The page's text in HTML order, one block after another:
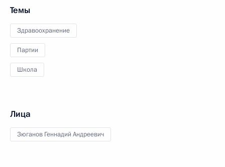
Темы
Здравоохранение
Партии
Школа
Лица
Зюганов Геннадий Андреевич